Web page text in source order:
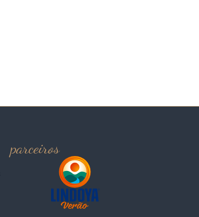
parceiros